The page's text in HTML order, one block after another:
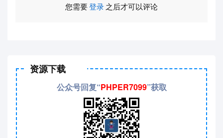
您需要登录之后才可以评论
资源下载
公众号回复“PHPER7099”获取